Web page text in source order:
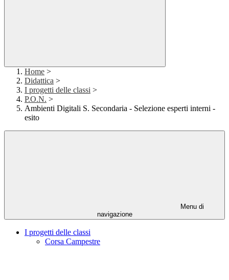
Home >
Didattica >
I progetti delle classi >
P.O.N. >
Ambienti Digitali S. Secondaria - Selezione esperti interni -
esito
Menu di
navigazione
I progetti delle classi
Corsa Campestre